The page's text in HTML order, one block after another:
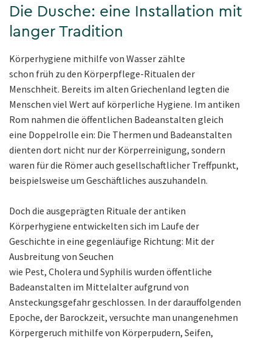
Die Dusche: eine Installation mit
langer Tradition
Körperhygiene mithilfe von Wasser zählte
schon früh zu den Körperpflege-Ritualen der
Menschheit. Bereits im alten Griechenland legten die
Menschen viel Wert auf körperliche Hygiene. Im antiken
Rom nahmen die öffentlichen Badeanstalten gleich
eine Doppelrolle ein: Die Thermen und Badeanstalten
dienten dort nicht nur der Körperreinigung, sondern
waren für die Römer auch gesellschaftlicher Treffpunkt,
beispielsweise um Geschäftliches auszuhandeln.
Doch die ausgeprägten Rituale der antiken
Körperhygiene entwickelten sich im Laufe der
Geschichte in eine gegenläufige Richtung: Mit der
Ausbreitung von Seuchen
wie Pest, Cholera und Syphilis wurden öffentliche
Badeanstalten im Mittelalter aufgrund von
Ansteckungsgefahr geschlossen. In der darauffolgenden
Epoche, der Barockzeit, versuchte man unangenehmen
Körpergeruch mithilfe von Körperpudern, Seifen,